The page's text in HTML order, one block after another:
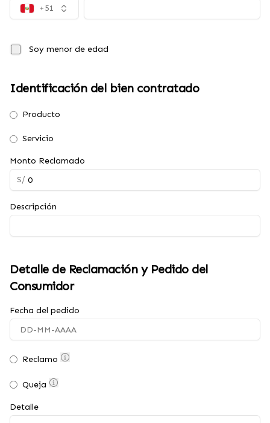
+51
Soy menor de edad
Identificación del bien contratado
Producto
Servicio
Monto Reclamado
S/
Descripción
Detalle de Reclamación y Pedido del
Consumidor
Fecha del pedido
Reclamo
Queja
Detalle